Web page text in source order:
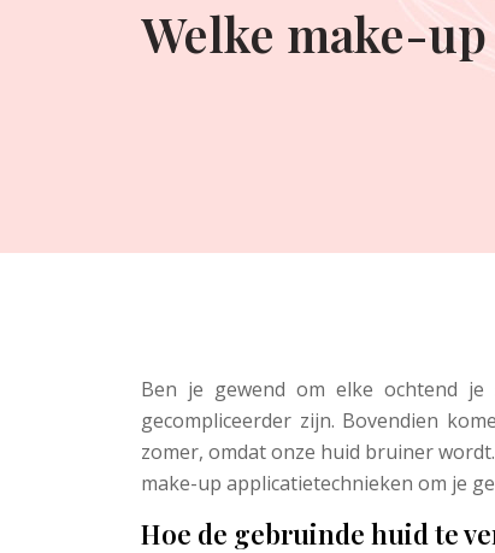
Welke make-
Ben je gewend om elke ochtend
gecompliceerder zijn. Bovendien
zomer, omdat onze huid bruiner
make-up applicatietechnieken om je
Hoe de gebruinde huid te